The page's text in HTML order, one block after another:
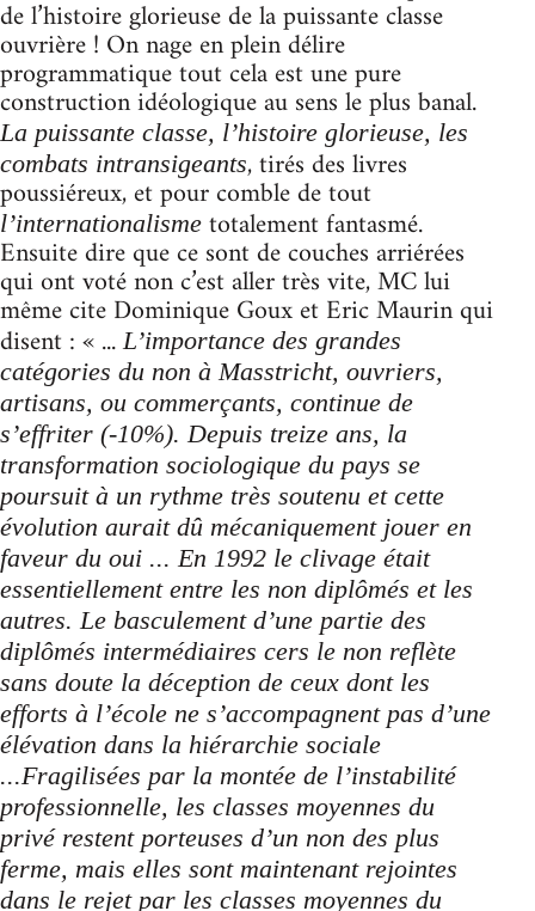
de l’histoire glorieuse de la puissante classe
ouvrière ! On nage en plein délire
programmatique tout cela est une pure
construction idéologique au sens le plus banal.
La puissante classe, l’histoire glorieuse, les
combats intransigeants, tirés des livres
poussiéreux, et pour comble de tout
l’internationalisme totalement fantasmé.
Ensuite dire que ce sont de couches arriérées
qui ont voté non c’est aller très vite, MC lui
même cite Dominique Goux et Eric Maurin qui
disent : « ...L’importance des grandes
catégories du non à Masstricht, ouvriers,
artisans, ou commerçants, continue de
s’effriter (-10%). Depuis treize ans, la
transformation sociologique du pays se
poursuit à un rythme très soutenu et cette
évolution aurait dû mécaniquement jouer en
faveur du oui ... En 1992 le clivage était
essentiellement entre les non diplômés et les
autres. Le basculement d’une partie des
diplômés intermédiaires cers le non reflète
sans doute la déception de ceux dont les
efforts à l’école ne s’accompagnent pas d’une
élévation dans la hiérarchie sociale
...Fragilisées par la montée de l’instabilité
professionnelle, les classes moyennes du
privé restent porteuses d’un non des plus
ferme, mais elles sont maintenant rejointes
dans le rejet par les classes moyennes du